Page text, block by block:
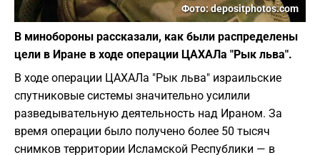
Фото: depositphotos.com
В минобороны рассказали, как были распределены
цели в Иране в ходе операции ЦАХАЛа "Рык льва".
В ходе операции ЦАХАЛа "Рык льва" израильские
спутниковые системы значительно усилили
разведывательную деятельность над Ираном. За
время операции было получено более 50 тысяч
снимков территории Исламской Республики — в